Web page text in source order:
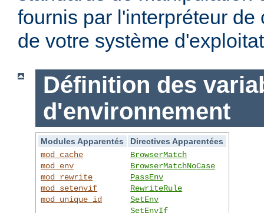
fournis par l'interpréteur de
de votre système
Définition des
d'environnement
Modules Apparentés
Directives Apparentées
mod_cache
mod_env
mod_rewrite
mod_setenvif
mod_unique_id
BrowserMatch
BrowserMatchNoCase
PassEnv
RewriteRule
SetEnv
SetEnvIf